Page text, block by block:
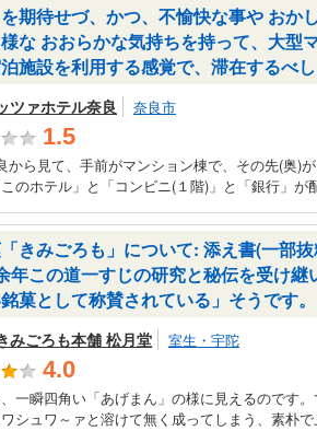
期待せづ、かつ、不愉快な事や おか
な おおらかな気持ちを持って、大型
施設を利用する感覚で、滞在するべし
ツァホテル奈良 奈良市
1.5
ら見て、手前がマンション棟で、その先(奥)
のホテル」と「コンビニ(１階)」と「銀行」が
きみごろも」について: 添え書(一部
年この道一すじの研究と秘伝を受け継
菓として称賛されている」そうです。
みごろも本舗 松月堂 室生・宇陀
4.0
一瞬四角い「あげまん」の様に見えるのです
シュワ～ァと溶けて無く成ってしまう、素朴